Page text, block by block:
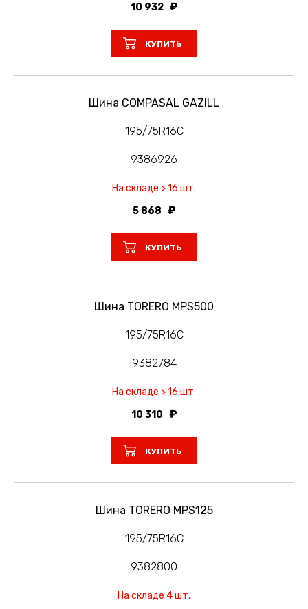
10 932
КУПИТЬ
Шина COMPASAL GAZILL
195/75R16C
9386926
На складе > 16 шт.
5 868
КУПИТЬ
Шина TORERO MPS500
195/75R16C
9382784
На складе > 16 шт.
10 310
КУПИТЬ
Шина TORERO MPS125
195/75R16C
9382800
На складе 4 шт.